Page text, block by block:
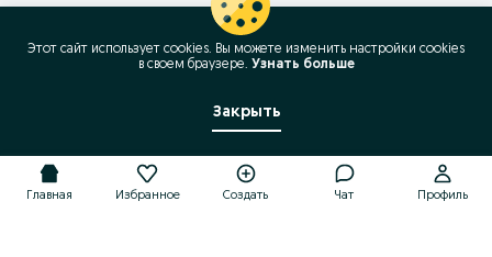
Главная Избранное Создать Чат Профиль
Этот сайт использует cookies. Вы можете изменить настройки cookies
в своeм браузере. Узнать больше
Закрыть